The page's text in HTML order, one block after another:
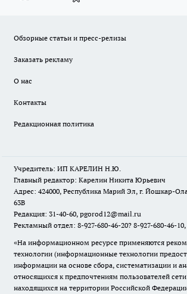
Обзорные статьи и пресс-релизы
Заказать рекламу
О нас
Контакты
Редакционная политика
Учредитель: ИП КАРЕЛИН Н.Ю.
Главный редактор: Карелин Никита Юрьевич
Адрес: 424000, Республика Марий Эл, г. Йошкар-
63В
Редакция: 31-40-60, pgorod12@mail.ru
Рекламный отдел: 8-927-680-46-20? 8-927-680-46-
«На информационном ресурсе применяются
технологии (информационные технологии
информации на основе сбора, систематизации и
относящихся к предпочтениям пользователей
находящихся на территории Российской